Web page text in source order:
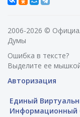
2006-2026 ©
Думы
Ошибка в тексте?
Выделите ее
Авторизация
Единый
Информационный